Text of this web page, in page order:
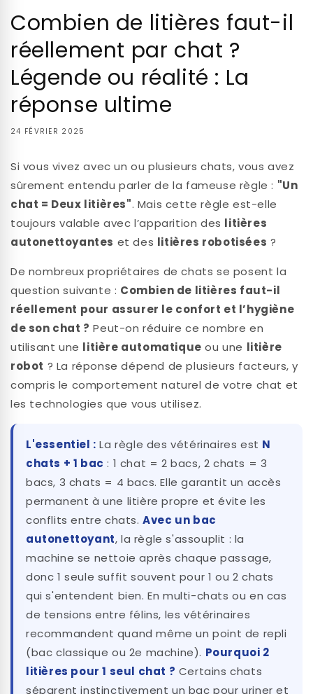
Combien de litières faut-il
réellement par chat ?
Légende ou réalité : La
réponse ultime
24 FÉVRIER 2025
Si vous vivez avec un ou plusieurs chats, vous avez
sûrement entendu parler de la fameuse règle : "Un
chat = Deux litières". Mais cette règle est-elle
toujours valable avec l’apparition des litières
autonettoyantes et des litières robotisées ?
De nombreux propriétaires de chats se posent la
question suivante : Combien de litières faut-il
réellement pour assurer le confort et l’hygiène
de son chat ? Peut-on réduire ce nombre en
utilisant une litière automatique ou une litière
robot ? La réponse dépend de plusieurs facteurs, y
compris le comportement naturel de votre chat et
les technologies que vous utilisez.
L'essentiel : La règle des vétérinaires est N
chats + 1 bac : 1 chat = 2 bacs, 2 chats = 3
bacs, 3 chats = 4 bacs. Elle garantit un accès
permanent à une litière propre et évite les
conflits entre chats.Avec un bac
autonettoyant, la règle s'assouplit : la
machine se nettoie après chaque passage,
donc 1 seule suffit souvent pour 1 ou 2 chats
qui s'entendent bien. En multi-chats ou en cas
de tensions entre félins, les vétérinaires
recommandent quand même un point de repli
(bac classique ou 2e machine). Pourquoi 2
litières pour 1 seul chat ? Certains chats
séparent instinctivement un bac pour uriner et